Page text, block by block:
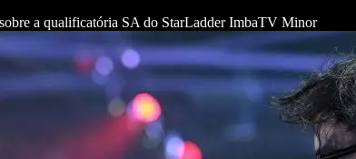
a qualificatória SA do StarLadder ImbaTV Minor